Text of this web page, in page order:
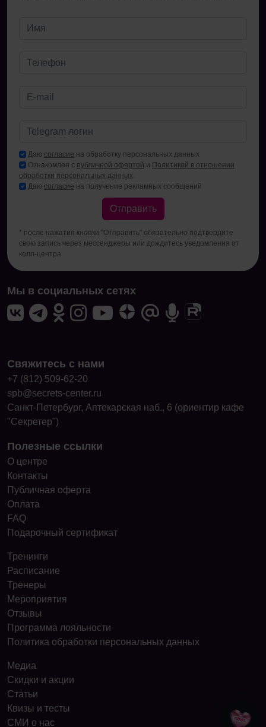
Даю согласие на обработку персональных данных
Ознакомлен с публичной офертой и Политикой в отношении
обработки персональных данных.
Даю согласие на получение рекламных сообщений
Отправить
* после нажатия кнопки "Отправить" обязательно подтвердите
свою запись через мессенджеры или дождитесь уведомления от
колл-центра
Мы в социальных сетях
Свяжитесь с нами
+7 (812) 509-62-20
spb@secrets-center.ru
Санкт-Петербург, Аптекарская наб., 6 (ориентир кафе
"Секретер")
Полезные ссылки
О центре
Контакты
Публичная оферта
Оплата
FAQ
Подарочный сертификат
Тренинги
Расписание
Тренеры
Мероприятия
Отзывы
Программа лояльности
Политика обработки персональных данных
Медиа
Скидки и акции
Статьи
Квизы и тесты
СМИ о нас